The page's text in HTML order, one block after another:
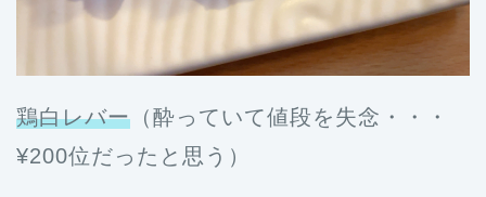
鶏白レバー （酔っていて値段を失念・・・
¥200位だったと思う）